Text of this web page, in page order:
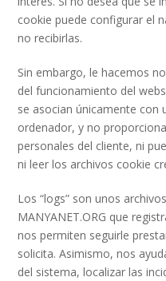
cookie puede configurar el
no recibirlas.
Sin embargo, le hacemos
del funcionamiento del
se asocian únicamente con
ordenador, y no
personales del cliente, ni
ni leer los archivos cookie
Los “logs” son unos
MANYANET.ORG que
nos permiten seguirle
solicita. Asimismo, nos
del sistema, localizar las